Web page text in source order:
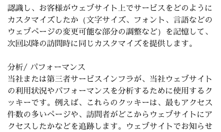
認識し、お客様がウェブサイト上でサービスをどのように
カスタマイズしたか（文字サイズ、フォント、言語などの
ウェブページの変更可能な部分の調整など）を記憶して、
次回以降の訪問時に同じカスタマイズを提供します。
分析/ パフォーマンス
当社または第三者サービスインフラが、当社ウェブサイト
の利用状況やパフォーマンスを分析するために使用するク
ッキーです。例えば、これらのクッキーは、最もアクセス
件数の多いページや、訪問者がどこからウェブサイトにア
クセスしたかなどを追跡します。ウェブサイトでお知らせ